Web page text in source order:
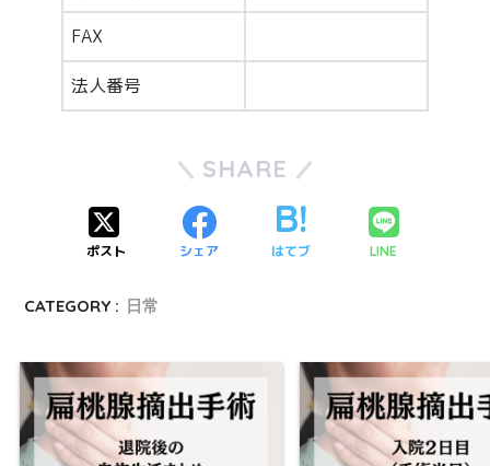
FAX
法人番号
SHARE
ポスト シェア はてブ LINE
CATEGORY : 日常